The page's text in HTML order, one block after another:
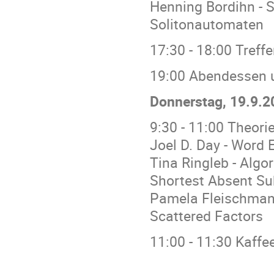
Henning Bordihn -
Solitonautomaten
17:30 - 18:00
19:00 Abendessen
Donnerstag,
9:30 - 11:00
Joel D. Day -
Tina Ringleb -
Shortest Absent
Pamela
Scattered Factors
11:00 - 11:30